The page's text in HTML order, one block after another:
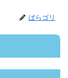
ぱらゴリ